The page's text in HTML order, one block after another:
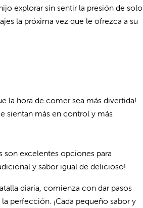
explorar sin sentir la presión de solo
la próxima vez que le ofrezca a su
la hora de comer sea más divertida!
sientan más en control y más
son excelentes opciones para
y sabor igual de delicioso!
diaria, comienza con dar pasos
perfección. ¡Cada pequeño sabor y